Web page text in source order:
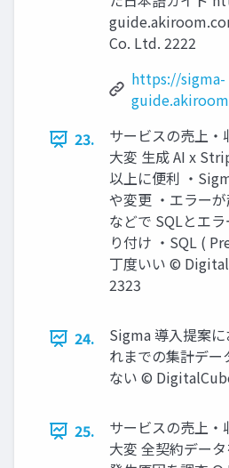
Co. Ltd. 2222
https://sigma-
23.
サービスの売上‧
⼤変 ⽣成 AI x
以上に便利 ・
や変更 ・エラー
などで SQLとエ
り付け ・SQL (
丁度いい ©
2323
24.
Sigma 導⼊提案
れまでの集計デー
ない ©
25.
サービスの売上‧
⼤変 全契約デー